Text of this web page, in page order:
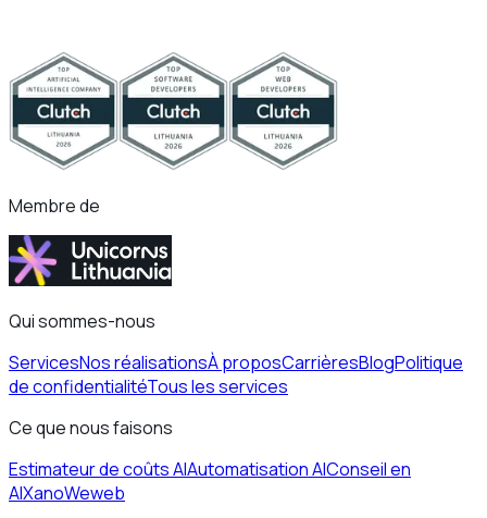
Membre de
Qui sommes-nous
ServicesNos réalisationsÀ proposCarrièresBlogPolitique
de confidentialitéTous les services
Ce que nous faisons
Estimateur de coûts AIAutomatisation AIConseil en
AIXanoWeweb